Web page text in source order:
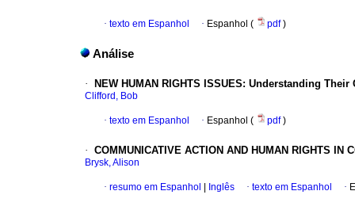
· texto em Espanhol · Espanhol ( pdf)
Análise
· NEW HUMAN RIGHTS ISSUES: Understanding Their
Clifford, Bob
· texto em Espanhol · Espanhol ( pdf)
· COMMUNICATIVE ACTION AND HUMAN RIGHTS IN
Brysk, Alison
· resumo em Espanhol Inglês · texto em Espanhol ·